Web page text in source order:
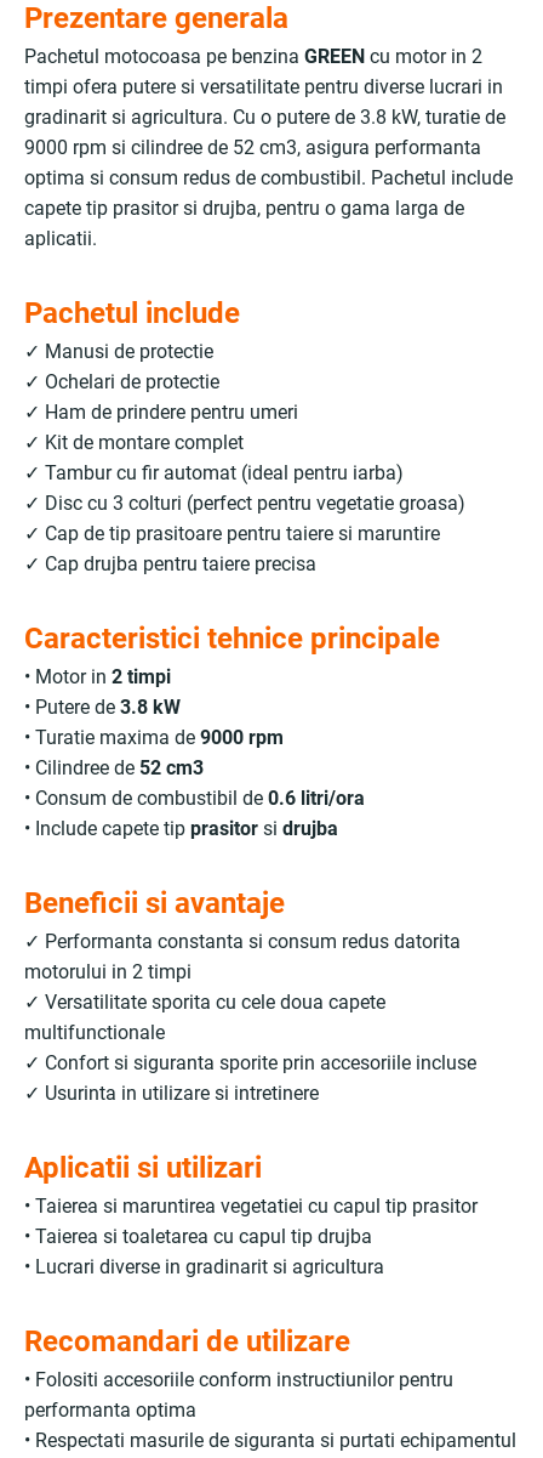
Prezentare generala
Pachetul motocoasa pe benzina GREEN cu motor in 2
timpi ofera putere si versatilitate pentru diverse lucrari in
gradinarit si agricultura. Cu o putere de 3.8 kW, turatie de
9000 rpm si cilindree de 52 cm3, asigura performanta
optima si consum redus de combustibil. Pachetul include
capete tip prasitor si drujba, pentru o gama larga de
aplicatii.
Pachetul include
✓ Manusi de protectie
✓ Ochelari de protectie
✓ Ham de prindere pentru umeri
✓ Kit de montare complet
✓ Tambur cu fir automat (ideal pentru iarba)
✓ Disc cu 3 colturi (perfect pentru vegetatie groasa)
✓ Cap de tip prasitoare pentru taiere si maruntire
✓ Cap drujba pentru taiere precisa
Caracteristici tehnice principale
• Motor in 2 timpi
• Putere de 3.8 kW
• Turatie maxima de 9000 rpm
• Cilindree de 52 cm3
• Consum de combustibil de 0.6 litri/ora
• Include capete tip prasitor si drujba
Beneficii si avantaje
✓ Performanta constanta si consum redus datorita
motorului in 2 timpi
✓ Versatilitate sporita cu cele doua capete
multifunctionale
✓ Confort si siguranta sporite prin accesoriile incluse
✓ Usurinta in utilizare si intretinere
Aplicatii si utilizari
• Taierea si maruntirea vegetatiei cu capul tip prasitor
• Taierea si toaletarea cu capul tip drujba
• Lucrari diverse in gradinarit si agricultura
Recomandari de utilizare
• Folositi accesoriile conform instructiunilor pentru
performanta optima
• Respectati masurile de siguranta si purtati echipamentul